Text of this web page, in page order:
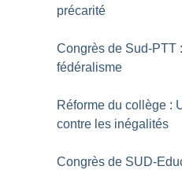
précarité
Congrès de Sud-PTT
fédéralisme
Réforme du collège :
contre les inégalités
Congrès de SUD-